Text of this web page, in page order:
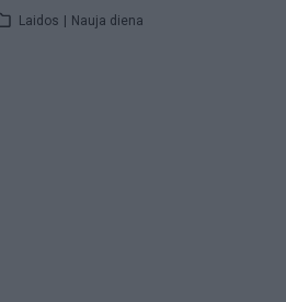
Laidos | Nauja diena